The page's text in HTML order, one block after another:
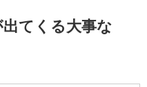
てくる大事な